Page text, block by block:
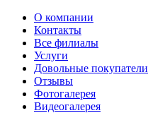
О компании
Контакты
Все филиалы
Услуги
Довольные покупатели
Отзывы
Фотогалерея
Видеогалерея